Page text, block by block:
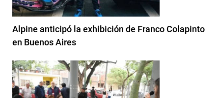
Alpine anticipó la exhibición de Franco Colapinto
en Buenos Aires